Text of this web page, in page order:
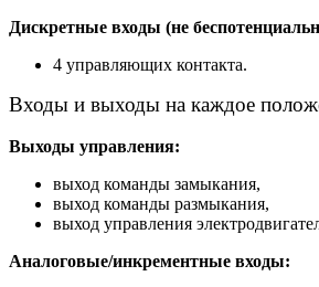
Дискретные входы (не
4 управляющих контакта.
Входы и выходы на каждое
Выходы управления:
выход команды замыкания,
выход команды размыкания,
выход управления
Аналоговые/инкрементные входы: